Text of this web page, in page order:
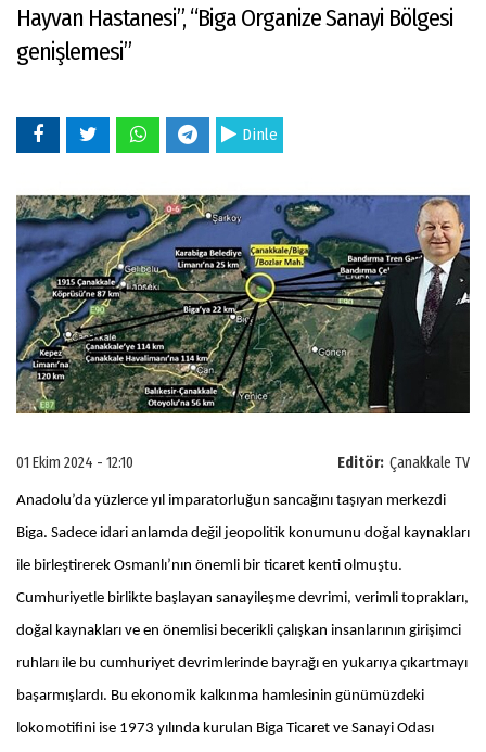
Hayvan Hastanesi”, “Biga Organize Sanayi Bölgesi
genişlemesi”
Dinle
Editör: Çanakkale TV
01 Ekim 2024 - 12:10
Anadolu’da yüzlerce yıl imparatorluğun sancağını taşıyan merkezdi
Biga. Sadece idari anlamda değil jeopolitik konumunu doğal kaynakları
ile birleştirerek Osmanlı’nın önemli bir ticaret kenti olmuştu.
Cumhuriyetle birlikte başlayan sanayileşme devrimi, verimli toprakları,
doğal kaynakları ve en önemlisi becerikli çalışkan insanlarının girişimci
ruhları ile bu cumhuriyet devrimlerinde bayrağı en yukarıya çıkartmayı
başarmışlardı. Bu ekonomik kalkınma hamlesinin günümüzdeki
lokomotifini ise 1973 yılında kurulan Biga Ticaret ve Sanayi Odası